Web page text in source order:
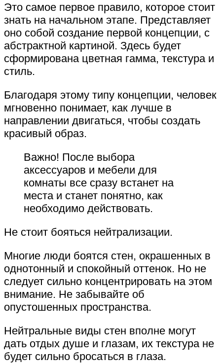
Это самое первое правило, которое стоит
знать на начальном этапе. Представляет
оно собой создание первой концепции, с
абстрактной картиной. Здесь будет
сформирована цветная гамма, текстура и
стиль.
Благодаря этому типу концепции, человек
мгновенно понимает, как лучше в
направлении двигаться, чтобы создать
красивый образ.
Важно! После выбора
аксессуаров и мебели для
комнаты все сразу встанет на
места и станет понятно, как
необходимо действовать.
Не стоит бояться нейтрализации.
Многие люди боятся стен, окрашенных в
однотонный и спокойный оттенок. Но не
следует сильно концентрировать на этом
внимание. Не забывайте об
опустошенных пространства.
Нейтральные виды стен вполне могут
дать отдых душе и глазам, их текстура не
будет сильно бросаться в глаза.